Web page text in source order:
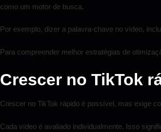
como um motor de busca.
Por exemplo, dizer a palavra-chave no vídeo,
Para compreender melhor estratégias de
Crescer no TikTok
Crescer no TikTok rápido é possível, mas exige
Cada vídeo é avaliado individualmente. Isso